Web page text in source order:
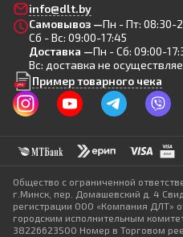
info@dlt.by
Самовывоз —Пн - Пт: 08:30-
Сб - Вс: 09:00-17:45
Доставка —Пн - Сб: 09:00-
Вс: доставка не
Пример товарного чека
Общество с ограниченной
г.Минск, пер. Домашевский д. 4
регистрации ООО «Компания ДЛТ»
городским исполнительным
38226623500 Номер в Торговом